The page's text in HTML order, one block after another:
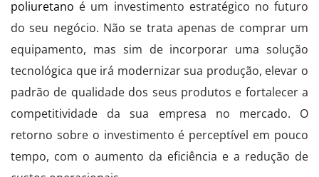
poliuretano é um investimento estratégico no futuro
do seu negócio. Não se trata apenas de comprar um
equipamento, mas sim de incorporar uma solução
tecnológica que irá modernizar sua produção, elevar o
padrão de qualidade dos seus produtos e fortalecer a
competitividade da sua empresa no mercado. O
retorno sobre o investimento é perceptível em pouco
tempo, com o aumento da eficiência e a redução de